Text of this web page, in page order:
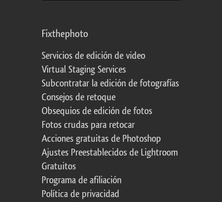
Fixthephoto
Servicios de edición de video
Virtual Staging Services
Subcontratar la edición de fotografías
Consejos de retoque
Obsequios de edición de fotos
Fotos crudas para retocar
Acciones gratuitas de Photoshop
Ajustes Preestablecidos de Lightroom
Gratuitos
Programa de afiliación
Política de privacidad